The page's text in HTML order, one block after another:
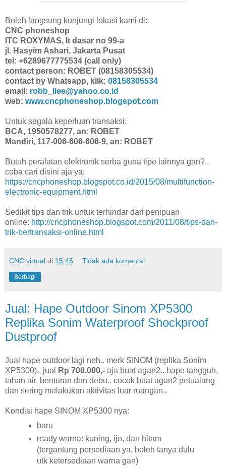
Boleh langsung kunjungi lokasi kami di:
CNC phoneshop
ITC ROXYMAS, lt dasar no 99-a
jl. Hasyim Ashari, Jakarta Pusat
tel: +6289677775534 (call only)
contact person: ROBET (08158305534)
contact by Whatsapp, klik: 08158305534
email: robb_llee@yahoo.co.id
web: www.cncphoneshop.blogspot.com
Untuk segala keperluan transaksi:
BCA, 1950578277, an: ROBET
Mandiri, 117-006-606-606-9, an: ROBET
Butuh peralatan elektronik serba guna tipe lainnya gan?..
coba cari disini aja ya:
https://cncphoneshop.blogspot.co.id/2015/08/multifunction-
electronic-equipment.html
Sedikit tips dan trik untuk terhindar dari penipuan
online: http://cncphoneshop.blogspot.com/2011/08/tips-dan-
trik-bertransaksi-online.html
CNC virtual di 15.45 Tidak ada komentar:
Berbagi
Jual: Hape Outdoor Sinom XP5300
Replika Sonim Waterproof Shockproof
Dustproof
Jual hape outdoor lagi neh.. merk SINOM (replika Sonim
XP5300).. jual
Rp 700.000,- aja buat agan2.. hape tangguh,
tahan air, benturan dan debu.. cocok buat agan2 petualang
dan sering melakukan aktivitas luar ruangan..
Kondisi hape SINOM XP5300 nya:
baru
ready warna: kuning, ijo, dan hitam
(tergantung persediaan ya, boleh tanya dulu
utk ketersediaan warna gan)